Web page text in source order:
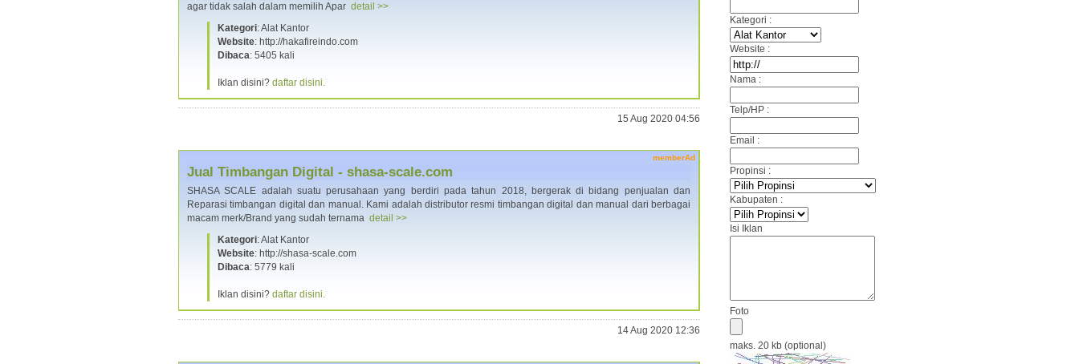
Kategori :
Website :
Nama :
Telp/HP :
Email :
Propinsi :
Kabupaten :
Isi Iklan
Foto
maks. 20 kb (optional)
agar tidak salah dalam memilih Apar detail >>
Kategori: Alat Kantor
Website: http://hakafireindo.com
Dibaca: 5405 kali
Iklan disini? daftar disini.
15 Aug 2020 04:56
memberAd
Jual Timbangan Digital - shasa-scale.com
SHASA SCALE adalah suatu perusahaan yang berdiri pada tahun 2018, bergerak di bidang penjualan dan
Reparasi timbangan digital dan manual. Kami adalah distributor resmi timbangan digital dan manual dari berbagai
macam merk/Brand yang sudah ternama detail >>
Kategori: Alat Kantor
Website: http://shasa-scale.com
Dibaca: 5779 kali
Iklan disini? daftar disini.
14 Aug 2020 12:36